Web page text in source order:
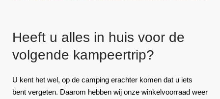
Heeft u alles in huis voor de
volgende kampeertrip?
U kent het wel, op de camping erachter komen dat u iets
bent vergeten. Daarom hebben wij onze winkelvoorraad weer